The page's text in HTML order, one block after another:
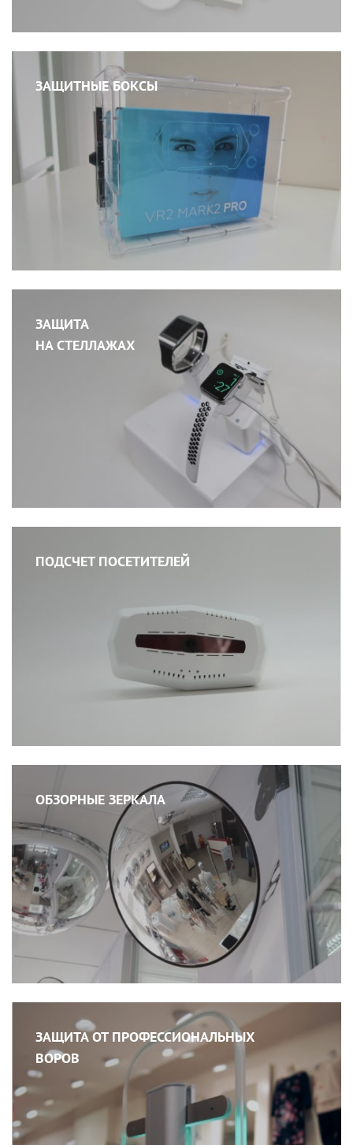
ЗАЩИТНЫЕ БОКСЫ
ЗАЩИТА
НА СТЕЛЛАЖАХ
ПОДСЧЕТ ПОСЕТИТЕЛЕЙ
ОБЗОРНЫЕ ЗЕРКАЛА
ЗАЩИТА ОТ ПРОФЕССИОНАЛЬНЫХ
ВОРОВ